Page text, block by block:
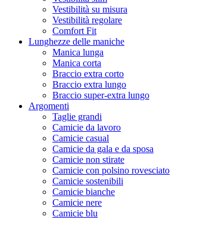
Vestibilità su misura
Vestibilità regolare
Comfort Fit
Lunghezze delle maniche
Manica lunga
Manica corta
Braccio extra corto
Braccio extra lungo
Braccio super-extra lungo
Argomenti
Taglie grandi
Camicie da lavoro
Camicie casual
Camicie da gala e da sposa
Camicie non stirate
Camicie con polsino rovesciato
Camicie sostenibili
Camicie bianche
Camicie nere
Camicie blu